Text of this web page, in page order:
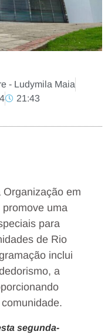
- Ludymila Maia
21:43
em
uma
para
de Rio
inclui
a
segunda-